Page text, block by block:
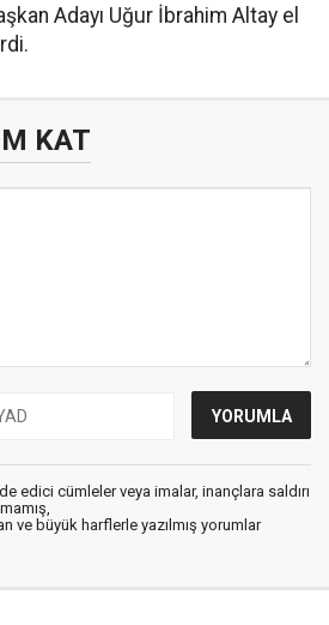
Adayı Uğur İbrahim Altay el
KAT
edici cümleler veya imalar, inançlara saldırı
ve büyük harflerle yazılmış yorumlar